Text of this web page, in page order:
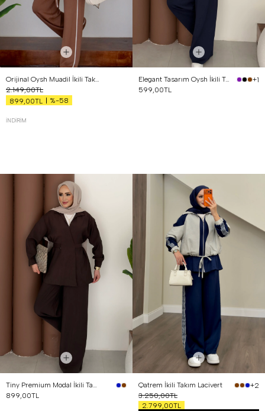
Orijinal Oysh Muadil İkili Takım Kahverengi
2.149,00TL
899,00TL
%-58
İNDIRIM
Elegant Tasarım Oysh İkili Takım Lacivert
+1
599,00TL
Tiny Premium Modal İkili Takım Kahverengi
899,00TL
Qatrem İkili Takım Lacivert
+2
3.250,00TL
2.799,00TL